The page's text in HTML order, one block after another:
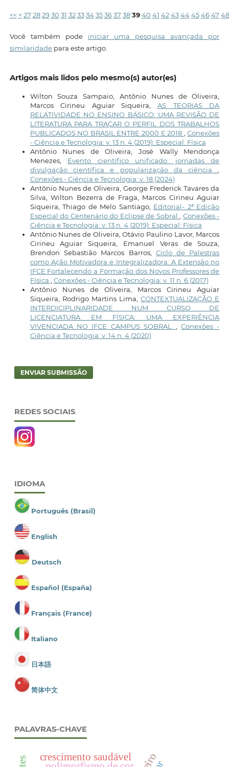
<< < 27 28 29 30 31 32 33 34 35 36 37 38 39 40 41 42 43 44 45 46 47 48
Você também pode iniciar uma pesquisa avançada por
similaridadepara este artigo.
Artigos mais lidos pelo mesmo(s) autor(es)
Wilton Souza Sampaio, Antônio Nunes de Oliveira,
Marcos Cirineu Aguiar Siqueira,AS TEORIAS DA
RELATIVIDADE NO ENSINO BÁSICO: UMA REVISÃO DE
LITERATURA PARA TRAÇAR O PERFIL DOS TRABALHOS
PUBLICADOS NO BRASIL ENTRE 2000 E 2018 ,Conexões
- Ciência e Tecnologia: v. 13 n. 4 (2019): Especial: Física
Antônio Nunes de Oliveira, José Wally Mendonça
Menezes, Evento científico unificado: jornadas de
divulgação científica e popularização da ciência,
Conexões - Ciência e Tecnologia: v. 18 (2024)
Antônio Nunes de Oliveira, George Frederick Tavares da
Silva, Wilton Bezerra de Fraga, Marcos Cirineu Aguiar
Siqueira, Thiago de Melo Santiago, Editorial- 2ª Edição
Especial do Centenário do Eclipse de Sobral, Conexões -
Ciência e Tecnologia: v. 13 n. 4 (2019): Especial: Física
Antônio Nunes de Oliveira, Otávio Paulino Lavor, Marcos
Cirineu Aguiar Siqueira, Emanuel Veras de Souza,
Brendon Sebastião Marcos Barros, Ciclo de Palestras
como Ação Motivadora e Integralizadora: A Extensão no
IFCE Fortalecendo a Formação dos Novos Professores de
Física , Conexões - Ciência e Tecnologia: v. 11 n. 6 (2017)
Antônio Nunes de Oliveira, Marcos Cirineu Aguiar
Siqueira, Rodrigo Martins Lima,CONTEXTUALIZAÇÃO E
INTERDICIPLINARIDADE NUM CURSO DE
LICENCIATURA EM FÍSICA: UMA EXPERIÊNCIA
VIVENCIADA NO IFCE CAMPUS SOBRAL ,Conexões -
Ciência e Tecnologia: v. 14 n. 4 (2020)
ENVIAR SUBMISSÃO
REDES SOCIAIS
IDIOMA
Português (Brasil)
English
Deutsch
Español (España)
Français (France)
Italiano
日本語
简体中文
PALAVRAS-CHAVE
crescimento saudável